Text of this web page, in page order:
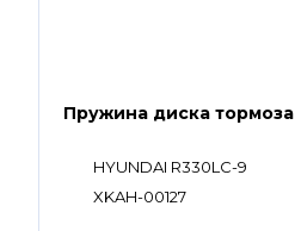
Пружина диска тормоза
HYUNDAI R330LC-9
XKAH-00127